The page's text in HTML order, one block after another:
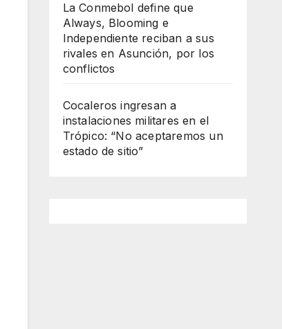
La Conmebol define que
Always, Blooming e
Independiente reciban a sus
rivales en Asunción, por los
conflictos
Cocaleros ingresan a
instalaciones militares en el
Trópico: “No aceptaremos un
estado de sitio”